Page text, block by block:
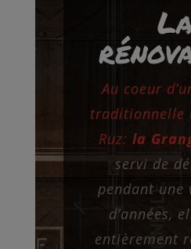
Au coeur
traditionnelle
Ruz: la
servi de
pendant une
d’années,
entièrement